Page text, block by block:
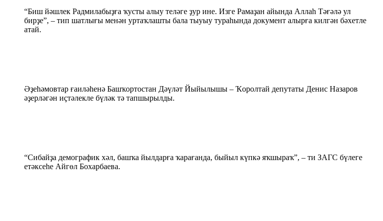
“Биш йәшлек Радмилабыҙға ҡусты алыу теләге ҙур ине. Изге Рамаҙан айында Аллаһ Тәғәлә ул
бирҙе”, – тип шатлығы менән уртаҡлашты бала тыуыу тураһында документ алырға килгән бәхетле
атай.
Әҙеһәмовтар ғаиләһенә Башҡортостан Дәүләт Йыйылышы – Ҡоролтай депутаты Денис Назаров
әҙерләгән иҫтәлекле бүләк тә тапшырылды.
“Сибайҙа демографик хәл, башҡа йылдарға ҡарағанда, быйыл күпкә яҡшыраҡ”, – ти ЗАГС бүлеге
етәксеһе Айгөл Бохарбаева.